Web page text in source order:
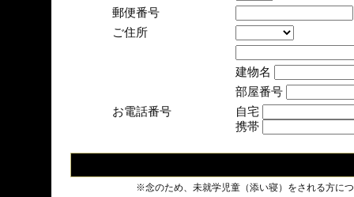
郵便番号
ご住所
建物名
部屋番号
お電話番号
自宅
携帯
※念のため、未就学児童（添い寝）をされる方に